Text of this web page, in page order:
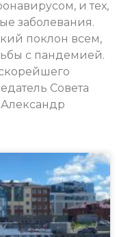
и тех,
заболевания.
поклон всем,
с пандемией.
Совета